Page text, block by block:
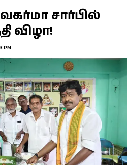
சார்பில்
விழா!
PM